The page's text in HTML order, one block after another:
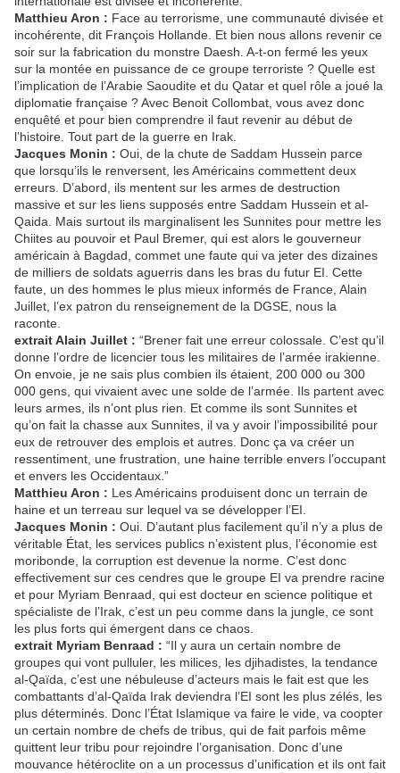
Matthieu Aron : Face au terrorisme, une communauté divisée et
incohérente, dit François Hollande. Et bien nous allons revenir ce
soir sur la fabrication du monstre Daesh. A-t-on fermé les yeux
sur la montée en puissance de ce groupe terroriste ? Quelle est
l’implication de l’Arabie Saoudite et du Qatar et quel rôle a joué la
diplomatie française ? Avec Benoit Collombat, vous avez donc
enquêté et pour bien comprendre il faut revenir au début de
l’histoire. Tout part de la guerre en Irak.
Jacques Monin : Oui, de la chute de Saddam Hussein parce
que lorsqu’ils le renversent, les Américains commettent deux
erreurs. D’abord, ils mentent sur les armes de destruction
massive et sur les liens supposés entre Saddam Hussein et al-
Qaida. Mais surtout ils marginalisent les Sunnites pour mettre les
Chiites au pouvoir et Paul Bremer, qui est alors le gouverneur
américain à Bagdad, commet une faute qui va jeter des dizaines
de milliers de soldats aguerris dans les bras du futur EI. Cette
faute, un des hommes le plus mieux informés de France, Alain
Juillet, l’ex patron du renseignement de la DGSE, nous la
raconte.
extrait Alain Juillet : “Brener fait une erreur colossale. C’est qu’il
donne l’ordre de licencier tous les militaires de l’armée irakienne.
On envoie, je ne sais plus combien ils étaient, 200 000 ou 300
000 gens, qui vivaient avec une solde de l’armée. Ils partent avec
leurs armes, ils n’ont plus rien. Et comme ils sont Sunnites et
qu’on fait la chasse aux Sunnites, il va y avoir l’impossibilité pour
eux de retrouver des emplois et autres. Donc ça va créer un
ressentiment, une frustration, une haine terrible envers l’occupant
et envers les Occidentaux.”
Matthieu Aron : Les Américains produisent donc un terrain de
haine et un terreau sur lequel va se développer l’EI.
Jacques Monin : Oui. D’autant plus facilement qu’il n’y a plus de
véritable État, les services publics n’existent plus, l’économie est
moribonde, la corruption est devenue la norme. C’est donc
effectivement sur ces cendres que le groupe EI va prendre racine
et pour Myriam Benraad, qui est docteur en science politique et
spécialiste de l’Irak, c’est un peu comme dans la jungle, ce sont
les plus forts qui émergent dans ce chaos.
extrait Myriam Benraad : “Il y aura un certain nombre de
groupes qui vont pulluler, les milices, les djihadistes, la tendance
al-Qaïda, c’est une nébuleuse d’acteurs mais le fait est que les
combattants d’al-Qaïda Irak deviendra l’EI sont les plus zélés, les
plus déterminés. Donc l’État Islamique va faire le vide, va coopter
un certain nombre de chefs de tribus, qui de fait parfois même
quittent leur tribu pour rejoindre l’organisation. Donc d’une
mouvance hétéroclite on a un processus d’unification et ils ont fait